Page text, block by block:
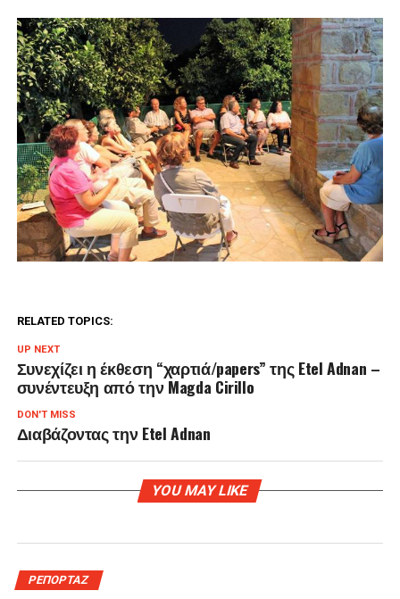
RELATED TOPICS:
UP NEXT
Συνεχίζει η έκθεση “χαρτιά/papers” της Etel Adnan –
συνέντευξη από την Magda Cirillo
DON'T MISS
Διαβάζοντας την Etel Adnan
YOU MAY LIKE
ΡΕΠΟΡΤΑΖ